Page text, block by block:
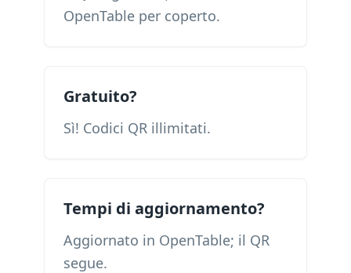
OpenTable per coperto.
Gratuito?
Sì! Codici QR illimitati.
Tempi di aggiornamento?
Aggiornato in OpenTable; il QR
segue.